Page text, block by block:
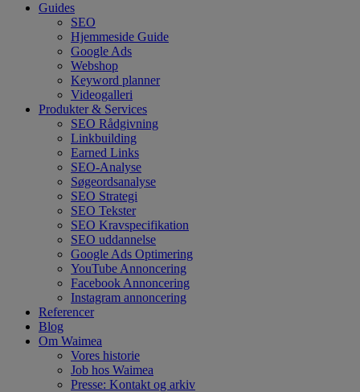
Guides
SEO
Hjemmeside Guide
Google Ads
Webshop
Keyword planner
Videogalleri
Produkter & Services
SEO Rådgivning
Linkbuilding
Earned Links
SEO-Analyse
Søgeordsanalyse
SEO Strategi
SEO Tekster
SEO Kravspecifikation
SEO uddannelse
Google Ads Optimering
YouTube Annoncering
Facebook Annoncering
Instagram annoncering
Referencer
Blog
Om Waimea
Vores historie
Job hos Waimea
Presse: Kontakt og arkiv